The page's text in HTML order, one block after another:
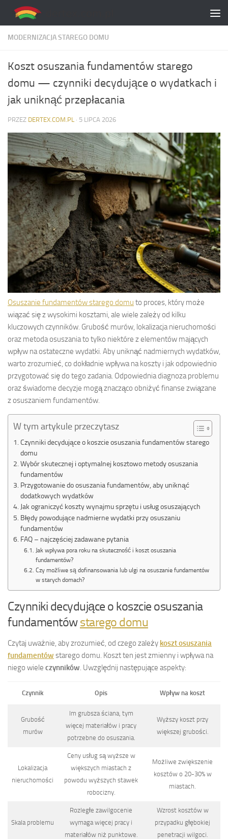
Skip to content
MODERNIZACJA STAREGO DOMU
Koszt osuszania fundamentów starego
domu — czynniki decydujące o wydatkach i
jak uniknąć przepłacania
PRZEZ DERTEX.COM.PL · 5 LIPCA 2026
Osuszanie fundamentów starego domu to proces, który może
wiązać się z wysokimi kosztami, ale wiele zależy od kilku
kluczowych czynników. Grubość murów, lokalizacja nieruchomości
oraz metoda osuszania to tylko niektóre z elementów mających
wpływ na ostateczne wydatki. Aby uniknąć nadmiernych wydatków,
warto zrozumieć, co dokładnie wpływa na koszty i jak odpowiednio
przygotować się do tego zadania. Odpowiednia diagnoza problemu
oraz świadome decyzje mogą znacząco obniżyć finanse związane
z osuszaniem fundamentów.
W tym artykule przeczytasz
Czynniki decydujące o koszcie osuszania fundamentów starego
domu
Wybór skutecznej i optymalnej kosztowo metody osuszania
fundamentów
Przygotowanie do osuszania fundamentów, aby uniknąć
dodatkowych wydatków
Jak ograniczyć koszty wynajmu sprzętu i usług osuszających
Błędy powodujące nadmierne wydatki przy osuszaniu
fundamentów
FAQ – najczęściej zadawane pytania
Jak wpływa pora roku na skuteczność i koszt osuszania
fundamentów?
Czy możliwe są dofinansowania lub ulgi na osuszanie fundamentów
w starych domach?
Czynniki decydujące o koszcie osuszania
fundamentówstarego domu
Czytaj uważnie, aby zrozumieć, od czego zależy koszt osuszania
fundamentów starego domu. Koszt ten jest zmienny i wpływa na
niego wiele czynników . Uwzględnij następujące aspekty:
Czynnik Opis Wpływ na koszt
Grubość
murów
Im grubsza ściana, tym
więcej materiałów i pracy
potrzebne do osuszania.
Wyższy koszt przy
większej grubości.
Lokalizacja
nieruchomości
Ceny usług są wyższe w
większych miastach z
powodu wyższych stawek
robocizny.
Możliwe zwiększenie
kosztów o 20-30% w
miastach.
Skala problemu
Rozległe zawilgocenie
wymaga więcej pracy i
materiałów niż punktowe.
Wzrost kosztów w
przypadku głębokiej
penetracji wilgoci.